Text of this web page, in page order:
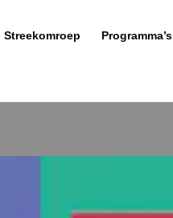
Streekomroep Programma’s